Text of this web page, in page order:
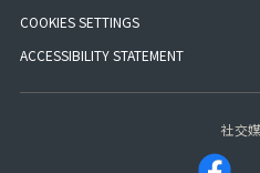
COOKIES SETTINGS
ACCESSIBILITY STATEMENT
社交